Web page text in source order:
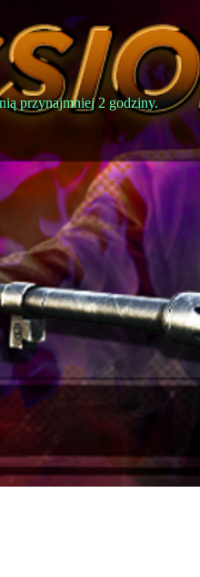
przynajmniej 2 godziny.